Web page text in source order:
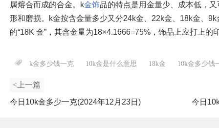
属熔合而成的合金。k金饰品的特点是用金量少、成本低，
形和磨损。k金按含金量多少又分24k金、22k金、18k金、
的“18K 金”，其含金量为18×4.1666=75%，饰品上应打上的
k金多少钱一克 10k金是什么意思 18k金 10k金多少钱
<上一篇
今日10k金多少一克(2024年12月23日) 今日